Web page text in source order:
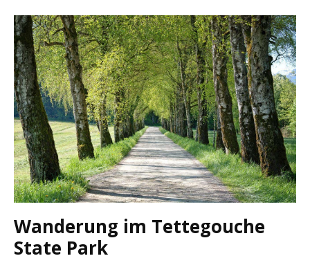
Wanderung im Tettegouche
State Park